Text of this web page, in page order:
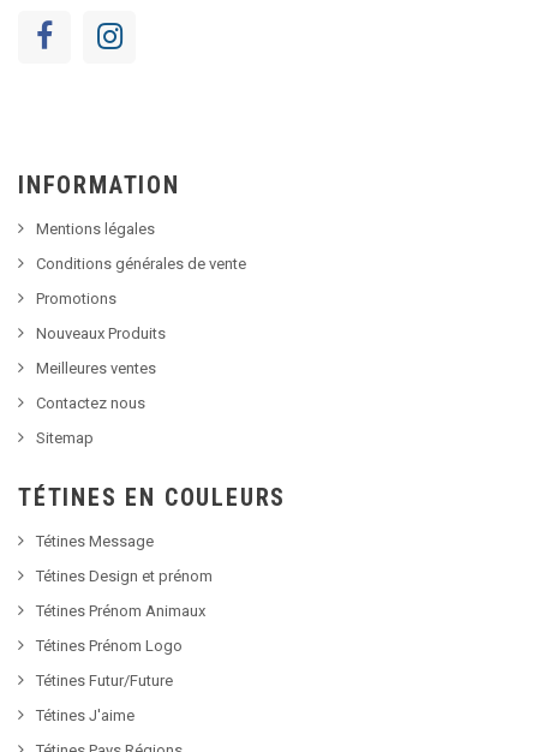
INFORMATION
Mentions légales
Conditions générales de vente
Promotions
Nouveaux Produits
Meilleures ventes
Contactez nous
Sitemap
TÉTINES EN COULEURS
Tétines Message
Tétines Design et prénom
Tétines Prénom Animaux
Tétines Prénom Logo
Tétines Futur/Future
Tétines J'aime